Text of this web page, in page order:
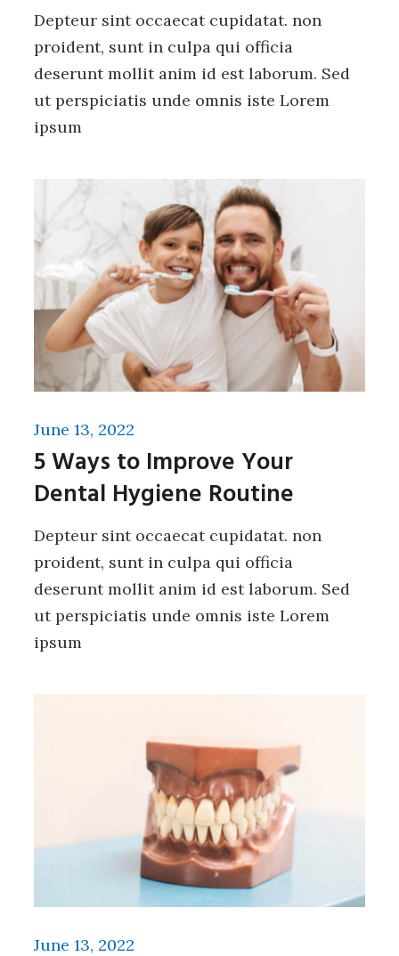
Depteur sint occaecat cupidatat. non
proident, sunt in culpa qui officia
deserunt mollit anim id est laborum. Sed
ut perspiciatis unde omnis iste Lorem
ipsum
June 13, 2022
5 Ways to Improve Your
Dental Hygiene Routine
Depteur sint occaecat cupidatat. non
proident, sunt in culpa qui officia
deserunt mollit anim id est laborum. Sed
ut perspiciatis unde omnis iste Lorem
ipsum
June 13, 2022